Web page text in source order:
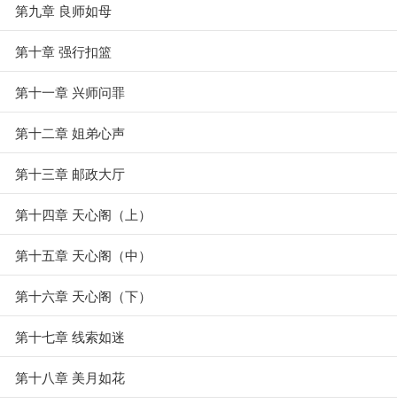
第九章 良师如母
第十章 强行扣篮
第十一章 兴师问罪
第十二章 姐弟心声
第十三章 邮政大厅
第十四章 天心阁（上）
第十五章 天心阁（中）
第十六章 天心阁（下）
第十七章 线索如迷
第十八章 美月如花